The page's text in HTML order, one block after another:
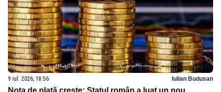
9 iul. 2026, 18:56 Iulian Budusan
Nota de plată crește: Statul român a luat un nou